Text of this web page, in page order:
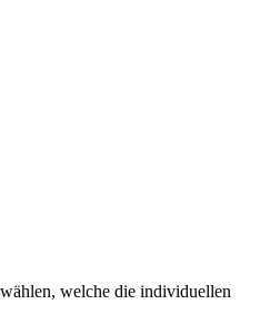
welche die individuellen